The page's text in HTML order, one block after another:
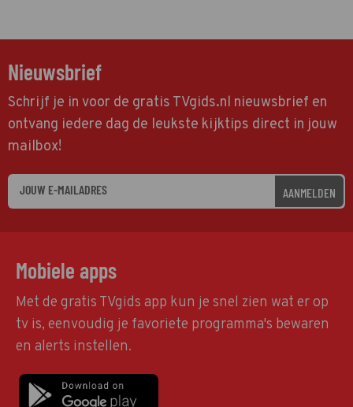
Nieuwsbrief
Schrijf je in voor de gratis TVgids.nl nieuwsbrief en
ontvang iedere dag de leukste kijktips direct in jouw
mailbox!
AANMELDEN
Mobiele apps
Met de gratis TVgids app kun je snel zien wat er op
tv is, eenvoudig je favoriete programma's bewaren
en alerts instellen.